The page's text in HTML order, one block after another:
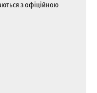
з офіційною